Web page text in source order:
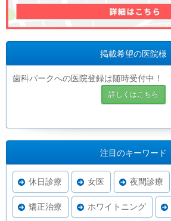
掲載希望の医院様
歯科パークへの医院登録は随時受付中！
詳しくはこちら
注目のキーワード
休日診療 女医 夜間診療
矯正治療 ホワイトニング